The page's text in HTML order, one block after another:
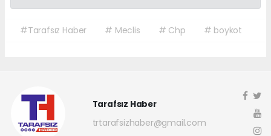
#Tarafsız Haber # Meclis # Chp # boykot
Tarafsız Haber
trtarafsizhaber@gmail.com